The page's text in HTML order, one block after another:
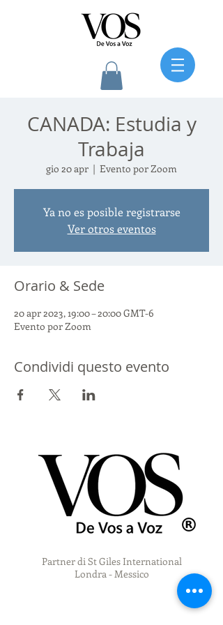
CANADA: Estudia y
Trabaja
gio 20 apr
  |
Evento por Zoom
Ya no es posible registrarse
Ver otros eventos
Orario & Sede
20 apr 2023, 19:00 – 20:00 GMT-6
Evento por Zoom
Condividi questo evento
Partner di St Giles International
Londra - Messico